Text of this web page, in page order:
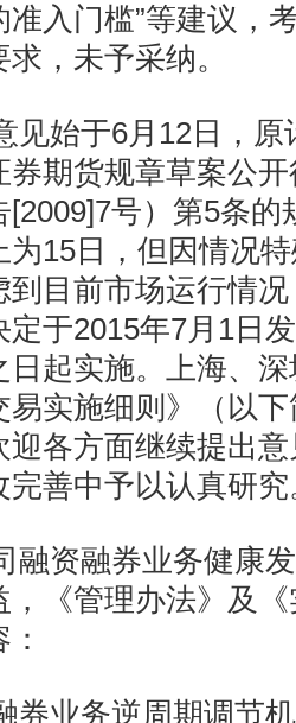
入门槛”等建议，
，未予采纳。
见始于6月12日，原
期货规章草案公
[2009]7号）第5条
15日，但因情况
目前市场运行情
于2015年7月1日
起实施。上海、
实施细则》（以
迎各方面继续提出
善中予以认真研究
融资融券业务健康
，《管理办法》及
券业务逆周期调节